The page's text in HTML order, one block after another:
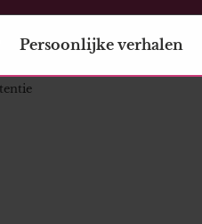
Persoonlijke verhalen